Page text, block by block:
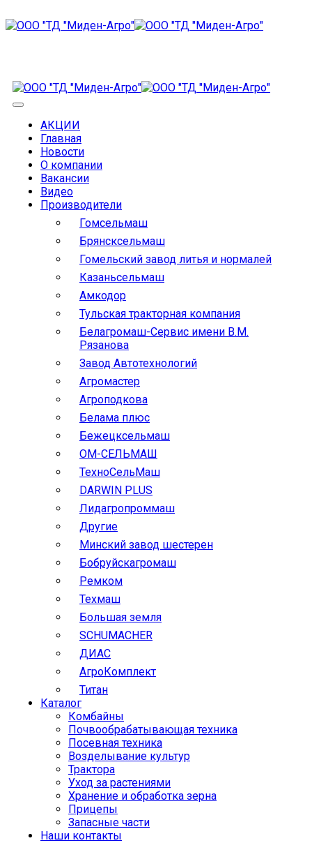
АКЦИИ
Главная
Новости
О компании
Вакансии
Видео
Производители
Гомсельмаш
Брянсксельмаш
Гомельский завод литья и нормалей
Казаньсельмаш
Амкодор
Тульская тракторная компания
Белагромаш-Сервис имени В.М.
Рязанова
Завод Автотехнологий
Агромастер
Агроподкова
Белама плюс
Бежецксельмаш
ОМ-СЕЛЬМАШ
ТехноСельМаш
DARWIN PLUS
Лидагропроммаш
Другие
Минский завод шестерен
Бобруйскагромаш
Ремком
Техмаш
Большая земля
SCHUMACHER
ДИАС
АгроКомплект
Титан
Каталог
Комбайны
Почвообрабатывающая техника
Посевная техника
Возделывание культур
Трактора
Уход за растениями
Хранение и обработка зерна
Прицепы
Запасные части
Наши контакты